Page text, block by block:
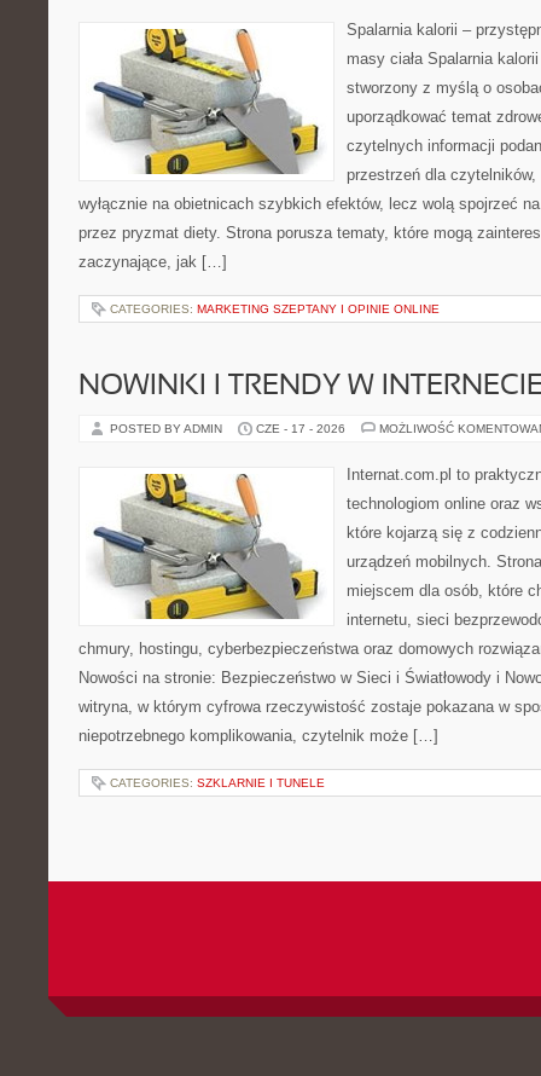
Spalarnia kalorii –
masy ciała Spalarnia
stworzony z myślą o
uporządkować temat
czytelnych informacji
przestrzeń dla
wyłącznie na obietnicach szybkich efektów, lecz wolą spojrzeć
przez pryzmat diety. Strona porusza tematy, które mogą
zaczynające, jak […]
CATEGORIES: MARKETING SZEPTANY I OPINIE ONLINE
NOWINKI I TRENDY W
POSTED BY ADMIN CZE - 17 - 2026 MOŻLIWOŚĆ
Internat.com.pl to
technologiom online oraz
które kojarzą się z
urządzeń mobilnych.
miejscem dla osób, które
internetu, sieci
chmury, hostingu, cyberbezpieczeństwa oraz domowych
Nowości na stronie: Bezpieczeństwo w Sieci i Światłowody i
witryna, w którym cyfrowa rzeczywistość zostaje pokazana w
niepotrzebnego komplikowania, czytelnik może […]
CATEGORIES: SZKLARNIE I TUNELE